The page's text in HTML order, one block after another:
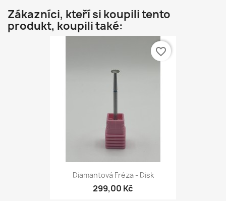
Zákazníci, kteří si koupili tento
produkt, koupili také:
Diamantová Fréza - Disk
299,00 Kč
favorite_border